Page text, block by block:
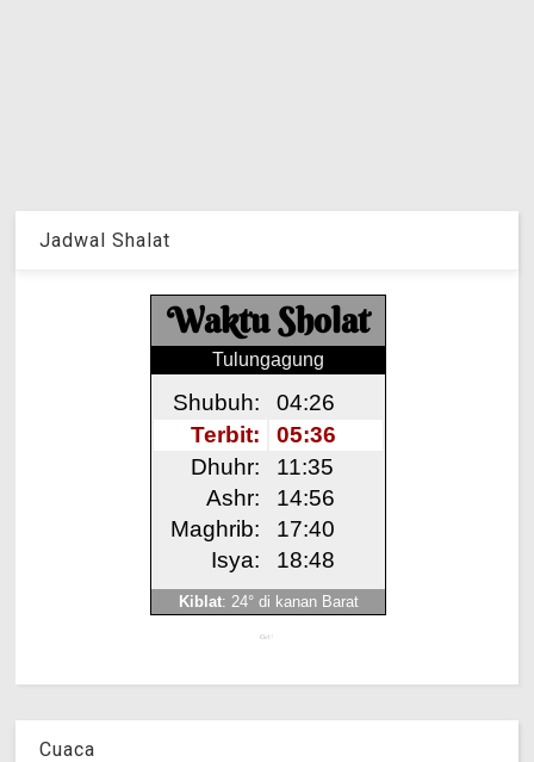
Jadwal Shalat
Get!
Cuaca